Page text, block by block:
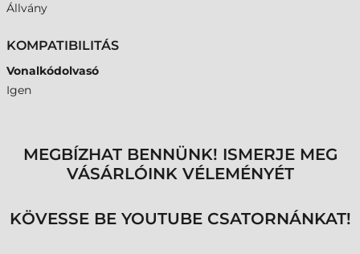
Állvány
KOMPATIBILITÁS
Vonalkódolvasó
Igen
MEGBÍZHAT BENNÜNK! ISMERJE MEG
VÁSÁRLÓINK VÉLEMÉNYÉT
KÖVESSE BE YOUTUBE CSATORNÁNKAT!